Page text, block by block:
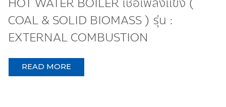
COAL & SOLID BIOMASS ) รุ่น :
EXTERNAL COMBUSTION
READ MORE